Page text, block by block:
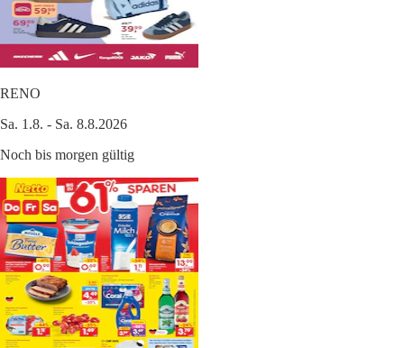
RENO
Sa. 1.8. - Sa. 8.8.2026
Noch bis morgen gültig